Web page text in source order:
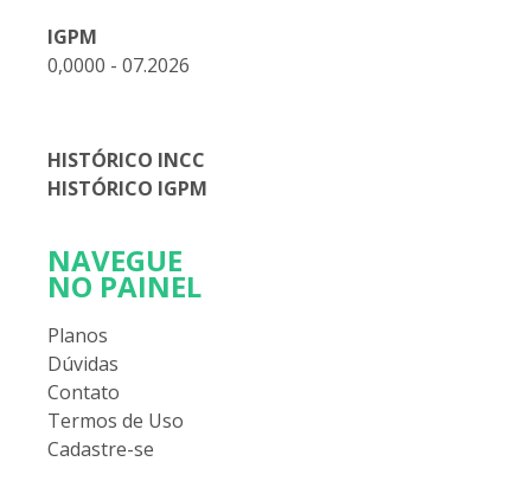
IGPM
0,0000 - 07.2026
HISTÓRICO INCC
HISTÓRICO IGPM
NAVEGUE
NO PAINEL
Planos
Dúvidas
Contato
Termos de Uso
Cadastre-se